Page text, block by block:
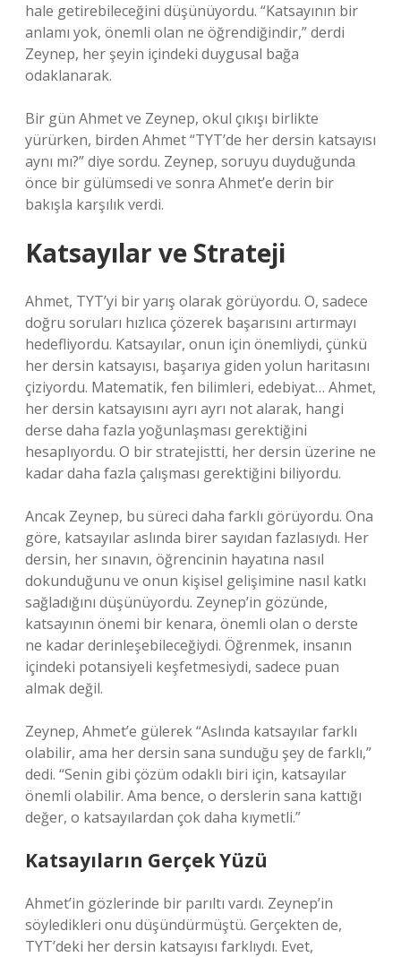
hale getirebileceğini düşünüyordu. “Katsayının bir
anlamı yok, önemli olan ne öğrendiğindir,” derdi
Zeynep, her şeyin içindeki duygusal bağa
odaklanarak.
Bir gün Ahmet ve Zeynep, okul çıkışı birlikte
yürürken, birden Ahmet “TYT’de her dersin katsayısı
aynı mı?” diye sordu. Zeynep, soruyu duyduğunda
önce bir gülümsedi ve sonra Ahmet’e derin bir
bakışla karşılık verdi.
Katsayılar ve Strateji
Ahmet, TYT’yi bir yarış olarak görüyordu. O, sadece
doğru soruları hızlıca çözerek başarısını artırmayı
hedefliyordu. Katsayılar, onun için önemliydi, çünkü
her dersin katsayısı, başarıya giden yolun haritasını
çiziyordu. Matematik, fen bilimleri, edebiyat… Ahmet,
her dersin katsayısını ayrı ayrı not alarak, hangi
derse daha fazla yoğunlaşması gerektiğini
hesaplıyordu. O bir stratejistti, her dersin üzerine ne
kadar daha fazla çalışması gerektiğini biliyordu.
Ancak Zeynep, bu süreci daha farklı görüyordu. Ona
göre, katsayılar aslında birer sayıdan fazlasıydı. Her
dersin, her sınavın, öğrencinin hayatına nasıl
dokunduğunu ve onun kişisel gelişimine nasıl katkı
sağladığını düşünüyordu. Zeynep’in gözünde,
katsayının önemi bir kenara, önemli olan o derste
ne kadar derinleşebileceğiydi. Öğrenmek, insanın
içindeki potansiyeli keşfetmesiydi, sadece puan
almak değil.
Zeynep, Ahmet’e gülerek “Aslında katsayılar farklı
olabilir, ama her dersin sana sunduğu şey de farklı,”
dedi. “Senin gibi çözüm odaklı biri için, katsayılar
önemli olabilir. Ama bence, o derslerin sana kattığı
değer, o katsayılardan çok daha kıymetli.”
Katsayıların Gerçek Yüzü
Ahmet’in gözlerinde bir parıltı vardı. Zeynep’in
söyledikleri onu düşündürmüştü. Gerçekten de,
TYT’deki her dersin katsayısı farklıydı. Evet,